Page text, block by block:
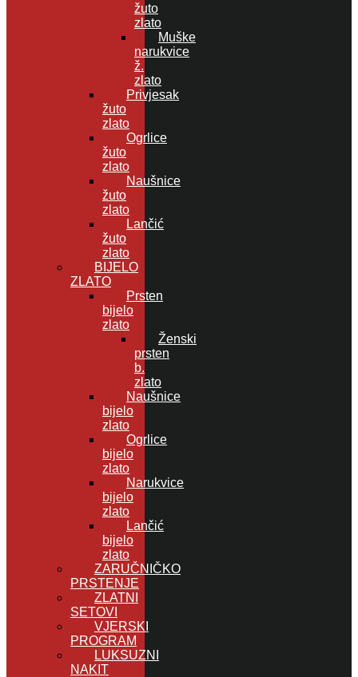
žuto
zlato
Muške
narukvice
ž.
zlato
Privjesak
žuto
zlato
Ogrlice
žuto
zlato
Naušnice
žuto
zlato
Lančić
žuto
zlato
BIJELO
ZLATO
Prsten
bijelo
zlato
Ženski
prsten
b.
zlato
Naušnice
bijelo
zlato
Ogrlice
bijelo
zlato
Narukvice
bijelo
zlato
Lančić
bijelo
zlato
ZARUČNIČKO
PRSTENJE
ZLATNI
SETOVI
VJERSKI
PROGRAM
LUKSUZNI
NAKIT